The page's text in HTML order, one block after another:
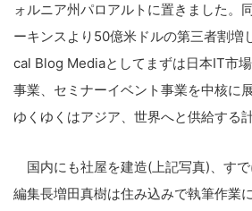
ォルニア州パロアルトに置きました。
ーキンスより50億米ドルの第三者割増
cal Blog Mediaとしてまずは日本IT市
事業、セミナーイベント事業を中核に
ゆくゆくはアジア、世界へと供給する計
国内にも社屋を建造(上記写真)、す
編集長増田真樹は住み込みで執筆作業